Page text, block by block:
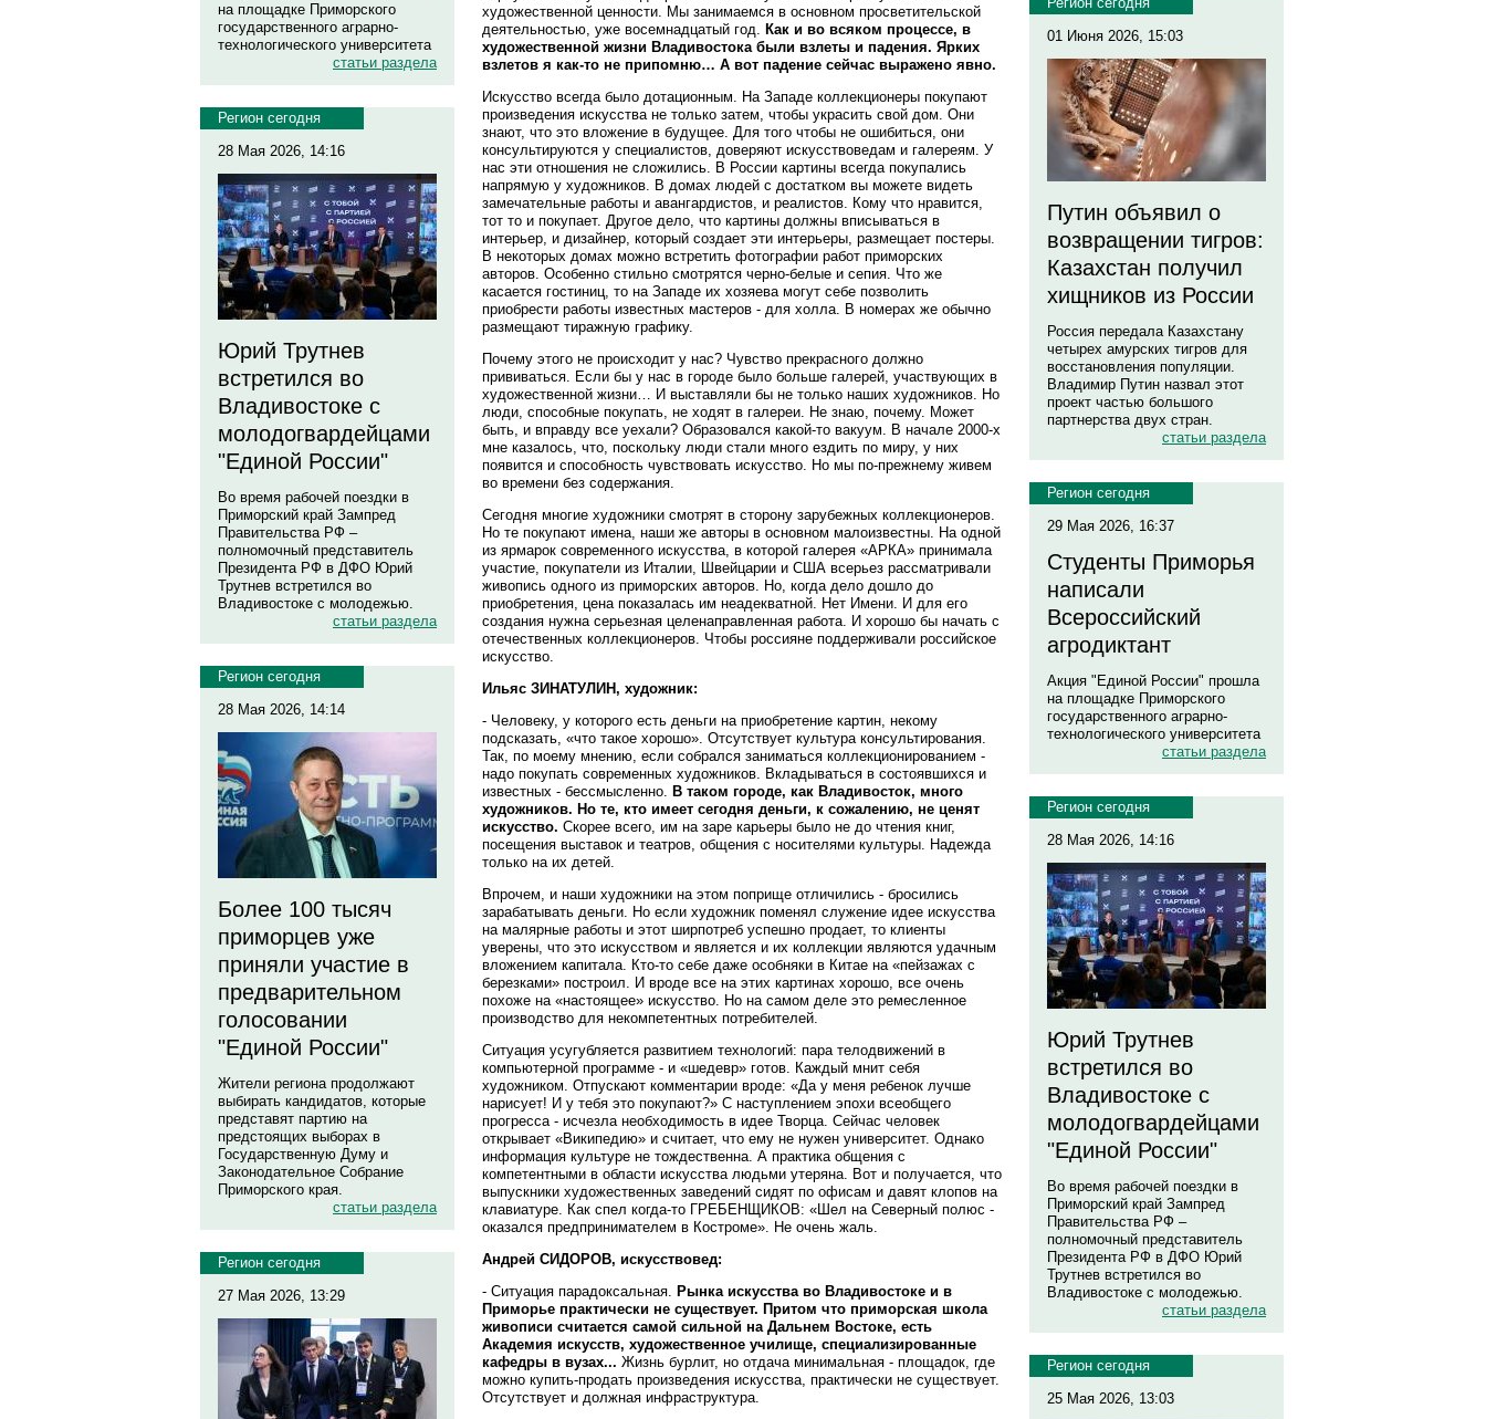
на площадке Приморского
государственного аграрно-
технологического университета
статьи раздела
Регион сегодня
28 Мая 2026, 14:16
Юрий Трутнев
встретился во
Владивостоке с
молодогвардейцами
"Единой России"
Во время рабочей поездки в
Приморский край Зампред
Правительства РФ –
полномочный представитель
Президента РФ в ДФО Юрий
Трутнев встретился во
Владивостоке с молодежью.
статьи раздела
Регион сегодня
28 Мая 2026, 14:14
Более 100 тысяч
приморцев уже
приняли участие в
предварительном
голосовании
"Единой России"
Жители региона продолжают
выбирать кандидатов, которые
представят партию на
предстоящих выборах в
Государственную Думу и
Законодательное Собрание
Приморского края.
статьи раздела
Регион сегодня
27 Мая 2026, 13:29
художественной ценности. Мы занимаемся в основном просветительской
деятельностью, уже восемнадцатый год. Как и во всяком процессе, в
художественной жизни Владивостока были взлеты и падения. Ярких
взлетов я как-то не припомню… А вот падение сейчас выражено явно.
Искусство всегда было дотационным. На Западе коллекционеры покупают
произведения искусства не только затем, чтобы украсить свой дом. Они
знают, что это вложение в будущее. Для того чтобы не ошибиться, они
консультируются у специалистов, доверяют искусствоведам и галереям. У
нас эти отношения не сложились. В России картины всегда покупались
напрямую у художников. В домах людей с достатком вы можете видеть
замечательные работы и авангардистов, и реалистов. Кому что нравится,
тот то и покупает. Другое дело, что картины должны вписываться в
интерьер, и дизайнер, который создает эти интерьеры, размещает постеры.
В некоторых домах можно встретить фотографии работ приморских
авторов. Особенно стильно смотрятся черно-белые и сепия. Что же
касается гостиниц, то на Западе их хозяева могут себе позволить
приобрести работы известных мастеров - для холла. В номерах же обычно
размещают тиражную графику.
Почему этого не происходит у нас? Чувство прекрасного должно
прививаться. Если бы у нас в городе было больше галерей, участвующих в
художественной жизни… И выставляли бы не только наших художников. Но
люди, способные покупать, не ходят в галереи. Не знаю, почему. Может
быть, и вправду все уехали? Образовался какой-то вакуум. В начале 2000-х
мне казалось, что, поскольку люди стали много ездить по миру, у них
появится и способность чувствовать искусство. Но мы по-прежнему живем
во времени без содержания.
Сегодня многие художники смотрят в сторону зарубежных коллекционеров.
Но те покупают имена, наши же авторы в основном малоизвестны. На одной
из ярмарок современного искусства, в которой галерея «АРКА» принимала
участие, покупатели из Италии, Швейцарии и США всерьез рассматривали
живопись одного из приморских авторов. Но, когда дело дошло до
приобретения, цена показалась им неадекватной. Нет Имени. И для его
создания нужна серьезная целенаправленная работа. И хорошо бы начать с
отечественных коллекционеров. Чтобы россияне поддерживали российское
искусство.
Ильяс ЗИНАТУЛИН, художник:
- Человеку, у которого есть деньги на приобретение картин, некому
подсказать, «что такое хорошо». Отсутствует культура консультирования.
Так, по моему мнению, если собрался заниматься коллекционированием -
надо покупать современных художников. Вкладываться в состоявшихся и
известных - бессмысленно. В таком городе, как Владивосток, много
художников. Но те, кто имеет сегодня деньги, к сожалению, не ценят
искусство. Скорее всего, им на заре карьеры было не до чтения книг,
посещения выставок и театров, общения с носителями культуры. Надежда
только на их детей.
Впрочем, и наши художники на этом поприще отличились - бросились
зарабатывать деньги. Но если художник поменял служение идее искусства
на малярные работы и этот ширпотреб успешно продает, то клиенты
уверены, что это искусством и является и их коллекции являются удачным
вложением капитала. Кто-то себе даже особняки в Китае на «пейзажах с
березками» построил. И вроде все на этих картинах хорошо, все очень
похоже на «настоящее» искусство. Но на самом деле это ремесленное
производство для некомпетентных потребителей.
Ситуация усугубляется развитием технологий: пара телодвижений в
компьютерной программе - и «шедевр» готов. Каждый мнит себя
художником. Отпускают комментарии вроде: «Да у меня ребенок лучше
нарисует! И у тебя это покупают?» С наступлением эпохи всеобщего
прогресса - исчезла необходимость в идее Творца. Сейчас человек
открывает «Википедию» и считает, что ему не нужен университет. Однако
информация культуре не тождественна. А практика общения с
компетентными в области искусства людьми утеряна. Вот и получается, что
выпускники художественных заведений сидят по офисам и давят клопов на
клавиатуре. Как спел когда-то ГРЕБЕНЩИКОВ: «Шел на Северный полюс -
оказался предпринимателем в Костроме». Не очень жаль.
Андрей СИДОРОВ, искусствовед:
- Ситуация парадоксальная. Рынка искусства во Владивостоке и в
Приморье практически не существует. Притом что приморская школа
живописи считается самой сильной на Дальнем Востоке, есть
Академия искусств, художественное училище, специализированные
кафедры в вузах... Жизнь бурлит, но отдача минимальная - площадок, где
можно купить-продать произведения искусства, практически не существует.
Отсутствует и должная инфраструктура.
01 Июня 2026, 15:03
Путин объявил о
возвращении тигров:
Казахстан получил
хищников из России
Россия передала Казахстану
четырех амурских тигров для
восстановления популяции.
Владимир Путин назвал этот
проект частью большого
партнерства двух стран.
статьи раздела
Регион сегодня
29 Мая 2026, 16:37
Студенты Приморья
написали
Всероссийский
агродиктант
Акция "Единой России" прошла
на площадке Приморского
государственного аграрно-
технологического университета
статьи раздела
Регион сегодня
28 Мая 2026, 14:16
Юрий Трутнев
встретился во
Владивостоке с
молодогвардейцами
"Единой России"
Во время рабочей поездки в
Приморский край Зампред
Правительства РФ –
полномочный представитель
Президента РФ в ДФО Юрий
Трутнев встретился во
Владивостоке с молодежью.
статьи раздела
Регион сегодня
25 Мая 2026, 13:03